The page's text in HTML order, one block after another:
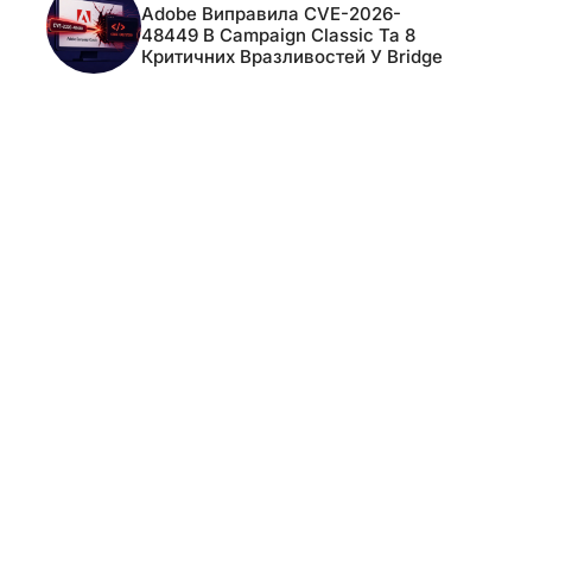
Adobe Виправила CVE-2026-
48449 В Campaign Classic Та 8
Критичних Вразливостей У Bridge